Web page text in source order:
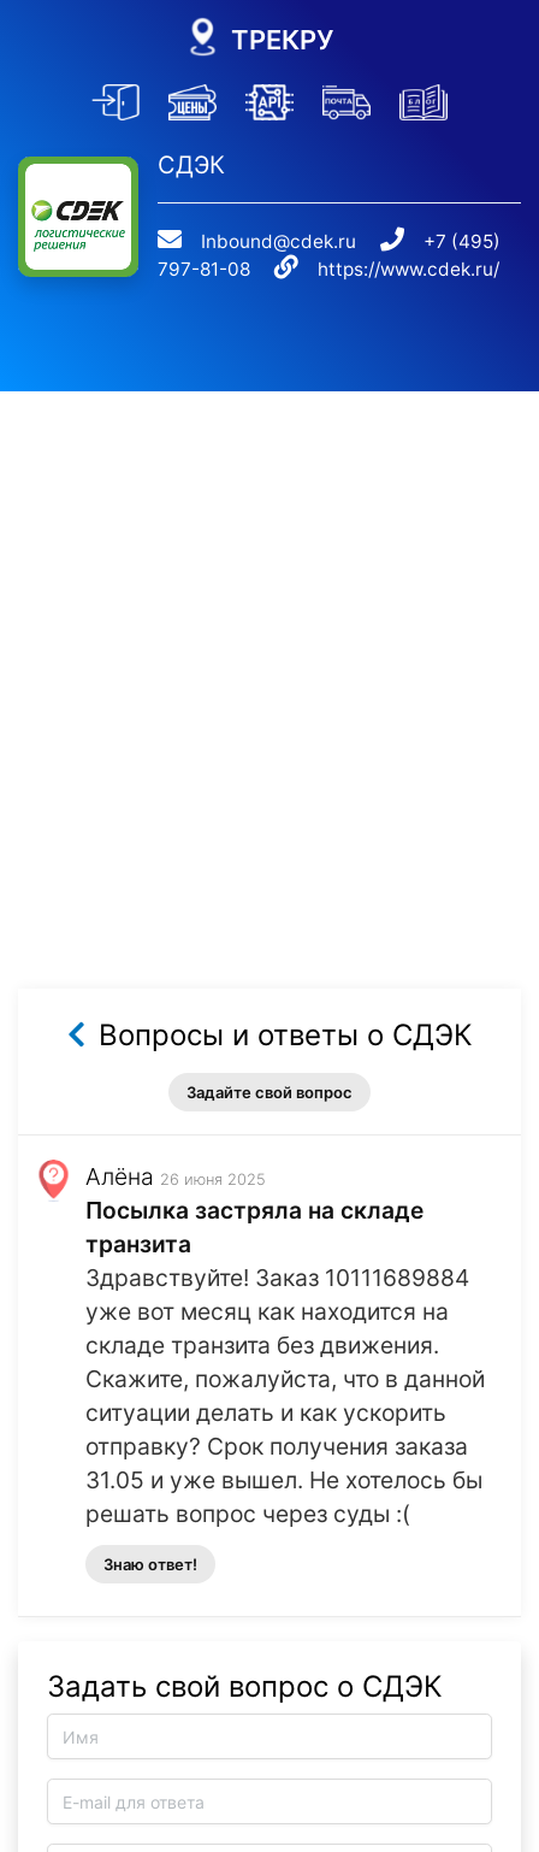
ТРЕКРУ
СДЭК
Inbound@cdek.ru
+7 (495)
797-81-08
https://www.cdek.ru/
Вопросы и ответы о СДЭК
Задайте свой вопрос
Алёна 26 июня 2025
Посылка застряла на складе
транзита
Здравствуйте! Заказ 10111689884
уже вот месяц как находится на
складе транзита без движения.
Скажите, пожалуйста, что в данной
ситуации делать и как ускорить
отправку? Срок получения заказа
31.05 и уже вышел. Не хотелось бы
решать вопрос через суды :(
Знаю ответ!
Задать свой вопрос о СДЭК